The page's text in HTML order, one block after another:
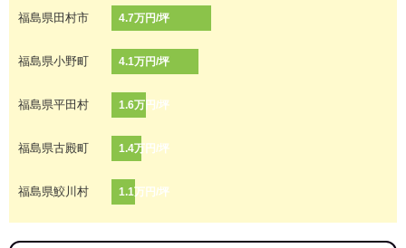
福島県田村市 4.7万円/坪
福島県小野町 4.1万円/坪
福島県平田村 1.6万円/坪
福島県古殿町 1.4万円/坪
福島県鮫川村 1.1万円/坪